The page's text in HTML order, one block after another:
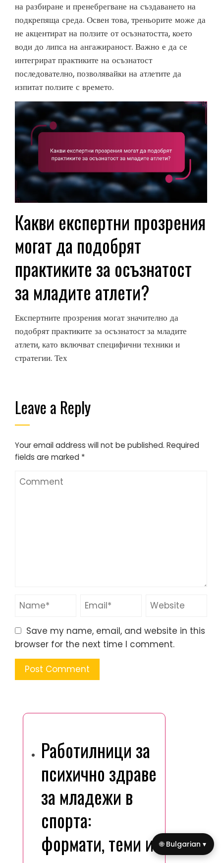
на разбиране и пренебрегване на създаването на
подкрепяща среда. Освен това, треньорите може да
не акцентират на ползите от осъзнатостта, което
води до липса на ангажираност. Важно е да се
интегрират практиките на осъзнатост
последователно, позволявайки на атлетите да
изпитат ползите с времето.
Какви експертни прозрения
могат да подобрят
практиките за осъзнатост
за младите атлети?
Експертните прозрения могат значително да
подобрят практиките за осъзнатост за младите
атлети, като включват специфични техники и
стратегии. Тех
Leave a Reply
Your email address will not be published. Required
fields are marked *
Save my name, email, and website in this
browser for the next time I comment.
Работилници за
психично здраве
за младежи в
спорта:
формати, теми и 🌐 Bulgarian ▾